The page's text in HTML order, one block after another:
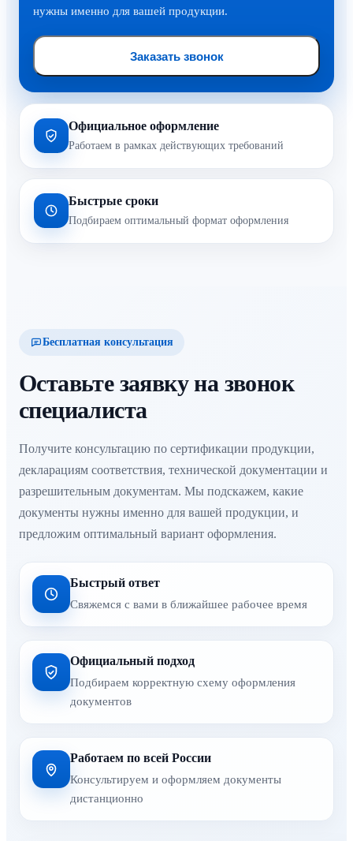
нужны именно для вашей продукции.
Заказать звонок
Официальное оформление
Работаем в рамках действующих требований
Быстрые сроки
Подбираем оптимальный формат оформления
Бесплатная консультация
Оставьте заявку на звонок
специалиста
Получите консультацию по сертификации продукции,
декларациям соответствия, технической документации и
разрешительным документам. Мы подскажем, какие
документы нужны именно для вашей продукции, и
предложим оптимальный вариант оформления.
Быстрый ответ
Свяжемся с вами в ближайшее рабочее время
Официальный подход
Подбираем корректную схему оформления
документов
Работаем по всей России
Консультируем и оформляем документы
дистанционно